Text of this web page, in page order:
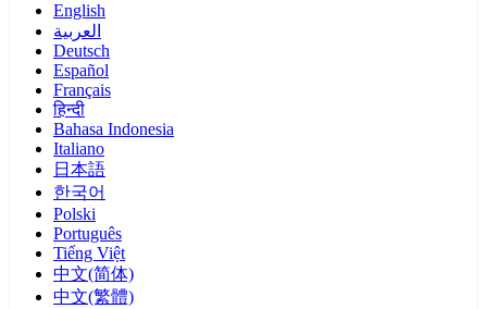
English
العربية
Deutsch
Español
Français
हिन्दी
Bahasa Indonesia
Italiano
日本語
한국어
Polski
Português
Tiếng Việt
中文(简体)
中文(繁體)